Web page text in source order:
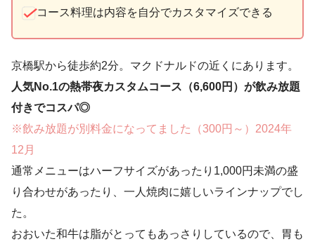
コース料理は内容を自分でカスタマイズできる
京橋駅から徒歩約2分。マクドナルドの近くにあります。
人気No.1の熱帯夜カスタムコース（6,600円）が飲み放題
付きでコスパ◎
※飲み放題が別料金になってました（300円～）2024年
12月
通常メニューはハーフサイズがあったり1,000円未満の盛
り合わせがあったり、一人焼肉に嬉しいラインナップでし
た。
おおいた和牛は脂がとってもあっさりしているので、胃も